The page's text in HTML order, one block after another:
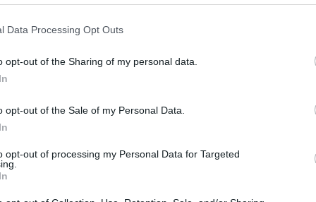
Data Processing Opt Outs
opt-out of the Sharing of my personal data.
opt-out of the Sale of my Personal Data.
opt-out of processing my Personal Data for Targeted
στο marieclaire.gr
protothema.gr στο Google News